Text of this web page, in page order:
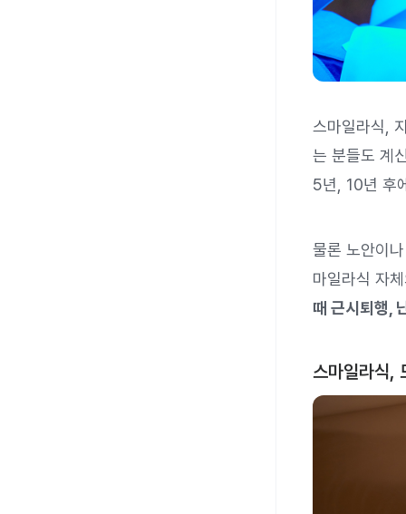
스마일라식,
는 분들도 계
5년, 10년 후
물론 노안이
마일라식 자
때 근시퇴행,
스마일라식,